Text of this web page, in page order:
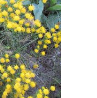
en biodiversiteit